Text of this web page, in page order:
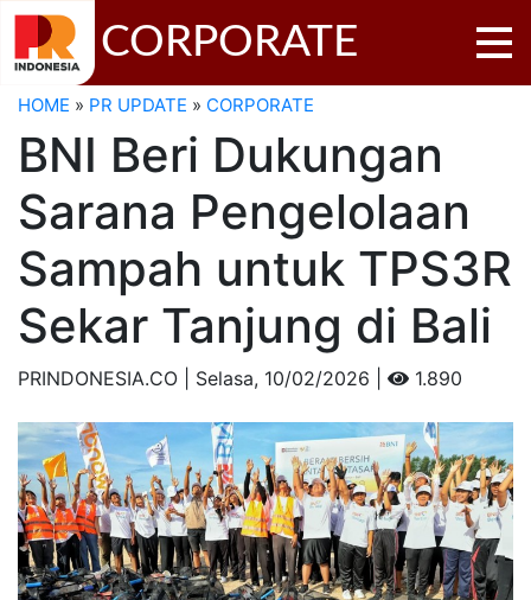
CORPORATE
HOME » PR UPDATE » CORPORATE
BNI Beri Dukungan
Sarana Pengelolaan
Sampah untuk TPS3R
Sekar Tanjung di Bali
PRINDONESIA.CO | Selasa, 10/02/2026 | 1.890